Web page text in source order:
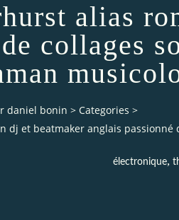
alias
collages
daniel bonin > Categories >
dj et beatmaker anglais
électronique,